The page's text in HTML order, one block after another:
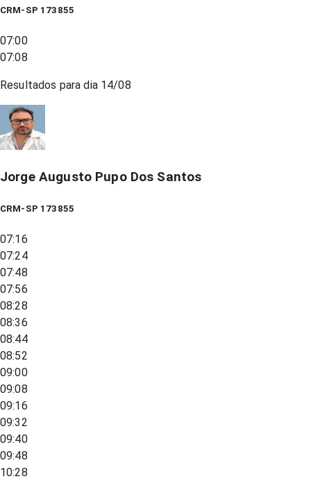
CRM-SP 173855
07:00
07:08
Resultados para dia 14/08
Jorge Augusto Pupo Dos Santos
CRM-SP 173855
07:16
07:24
07:48
07:56
08:28
08:36
08:44
08:52
09:00
09:08
09:16
09:32
09:40
09:48
10:28